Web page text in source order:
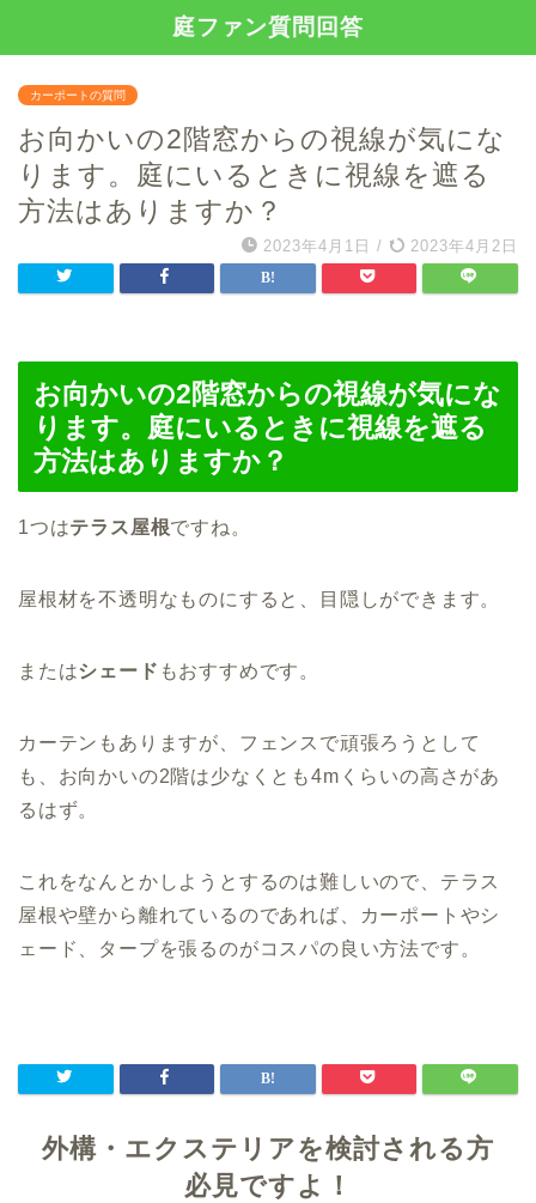
庭ファン質問回答
カーポートの質問
お向かいの2階窓からの視線が気にな
ります。庭にいるときに視線を遮る
方法はありますか？
2023年4月1日 / 2023年4月2日
お向かいの2階窓からの視線が気にな
ります。庭にいるときに視線を遮る
方法はありますか？
1つはテラス屋根ですね。
屋根材を不透明なものにすると、目隠しができます。
またはシェード もおすすめです。
カーテンもありますが、フェンスで頑張ろうとして
も、お向かいの2階は少なくとも4mくらいの高さがあ
るはず。
これをなんとかしようとするのは難しいので、テラス
屋根や壁から離れているのであれば、カーポートやシ
ェード、タープを張るのがコスパの良い方法です。
外構・エクステリアを検討される方
必見ですよ！